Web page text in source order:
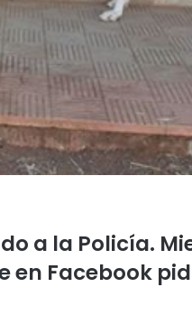
a la Policía.
en Facebook